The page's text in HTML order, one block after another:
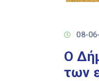
08-
Ο
των